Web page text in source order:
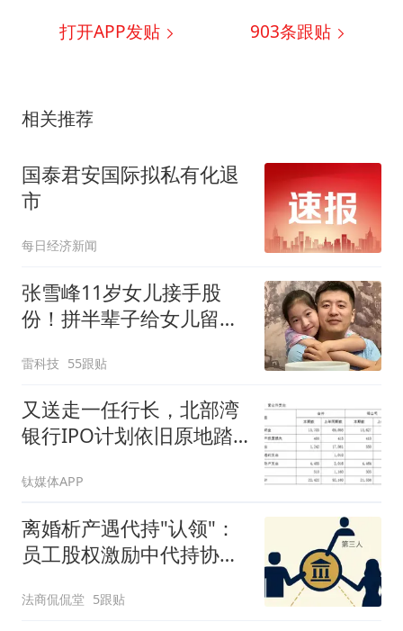
打开APP发贴 903条跟贴
相关推荐
国泰君安国际拟私有化退
市
每日经济新闻
张雪峰11岁女儿接手股
份！拼半辈子给女儿留底
雷科技 55跟贴
又送走一任行长，北部湾
银行IPO计划依旧原地踏
钛媒体APP
离婚析产遇代持"认领"：
员工股权激励中代持协议
法商侃侃堂 5跟贴